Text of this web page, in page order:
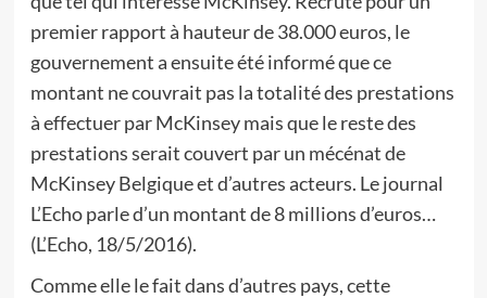
premier rapport à hauteur de 38.000 euros, le
gouvernement a ensuite été informé que ce
montant ne couvrait pas la totalité des prestations
à effectuer par McKinsey mais que le reste des
prestations serait couvert par un mécénat de
McKinsey Belgique et d’autres acteurs. Le journal
L’Echo parle d’un montant de 8 millions d’euros…
(L’Echo, 18/5/2016).
Comme elle le fait dans d’autres pays, cette